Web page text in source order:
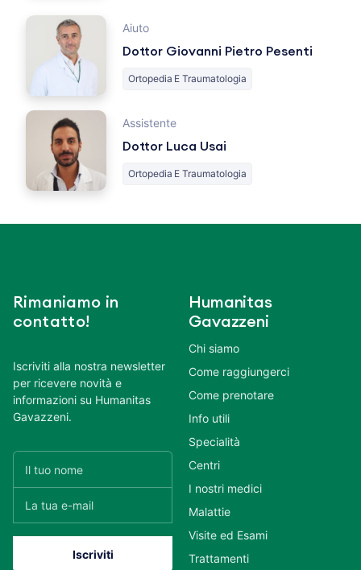
Aiuto
Dottor Giovanni Pietro Pesenti
Ortopedia E Traumatologia
Assistente
Dottor Luca Usai
Ortopedia E Traumatologia
Rimaniamo in
contatto!
Iscriviti alla nostra newsletter
per ricevere novità e
informazioni su Humanitas
Gavazzeni.
Humanitas
Gavazzeni
Chi siamo
Come raggiungerci
Come prenotare
Info utili
Specialità
Centri
I nostri medici
Malattie
Visite ed Esami
Trattamenti